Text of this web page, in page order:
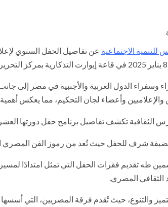
الاجتماعية عن تفاصيل الحفل السنوي
الدول العربية والأجنبية في مصر إلى
والإعلاميين وأعضاء لجان التحكيم، مما يعكس
شرف للحفل حيث تُعد من رموز الفن المصري
طه تقديم فقرات الحفل التي تمثل امتدادًا
الثقافي المصري.